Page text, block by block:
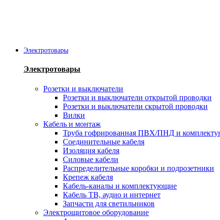
Электротовары
Электротовары
Розетки и выключатели
Розетки и выключатели открытой проводки
Розетки и выключатели скрытой проводки
Вилки
Кабель и монтаж
Труба гофрированная ПВХ/ПНД и
Соединительные кабеля
Изоляция кабеля
Силовые кабели
Распределительные коробки и подрозетники
Крепеж кабеля
Кабель-каналы и комплектующие
Кабель ТВ, аудио и интернет
Запчасти для светильников
Электрощитовое оборудование